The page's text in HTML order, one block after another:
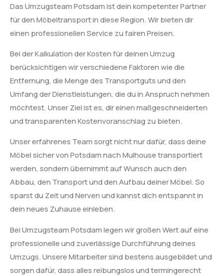
Das Umzugsteam Potsdam ist dein kompetenter Partner
für den Möbeltransport in diese Region. Wir bieten dir
einen professionellen Service zu fairen Preisen.
Bei der Kalkulation der Kosten für deinen Umzug
berücksichtigen wir verschiedene Faktoren wie die
Entfernung, die Menge des Transportguts und den
Umfang der Dienstleistungen, die du in Anspruch nehmen
möchtest. Unser Ziel ist es, dir einen maßgeschneiderten
und transparenten Kostenvoranschlag zu bieten.
Unser erfahrenes Team sorgt nicht nur dafür, dass deine
Möbel sicher von Potsdam nach Mulhouse transportiert
werden, sondern übernimmt auf Wunsch auch den
Abbau, den Transport und den Aufbau deiner Möbel. So
sparst du Zeit und Nerven und kannst dich entspannt in
dein neues Zuhause einleben.
Bei Umzugsteam Potsdam legen wir großen Wert auf eine
professionelle und zuverlässige Durchführung deines
Umzugs. Unsere Mitarbeiter sind bestens ausgebildet und
sorgen dafür, dass alles reibungslos und termingerecht